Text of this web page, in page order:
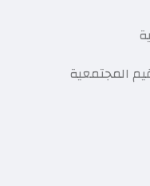
المجتمعية